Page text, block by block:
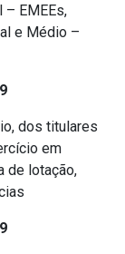
– EMEEs,
e Médio –
dos titulares
em
de lotação,